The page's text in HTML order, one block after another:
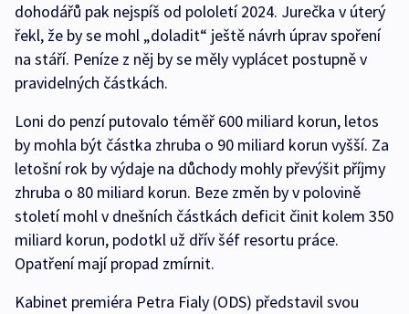
dohodářů pak nejspíš od pololetí 2024. Jurečka v úterý
řekl, že by se mohl „doladit“ ještě návrh úprav spoření
na stáří. Peníze z něj by se měly vyplácet postupně v
pravidelných částkách.
Loni do penzí putovalo téměř 600 miliard korun, letos
by mohla být částka zhruba o 90 miliard korun vyšší. Za
letošní rok by výdaje na důchody mohly převýšit příjmy
zhruba o 80 miliard korun. Beze změn by v polovině
století mohl v dnešních částkách deficit činit kolem 350
miliard korun, podotkl už dřív šéf resortu práce.
Opatření mají propad zmírnit.
Kabinet premiéra Petra Fialy (ODS) představil svou